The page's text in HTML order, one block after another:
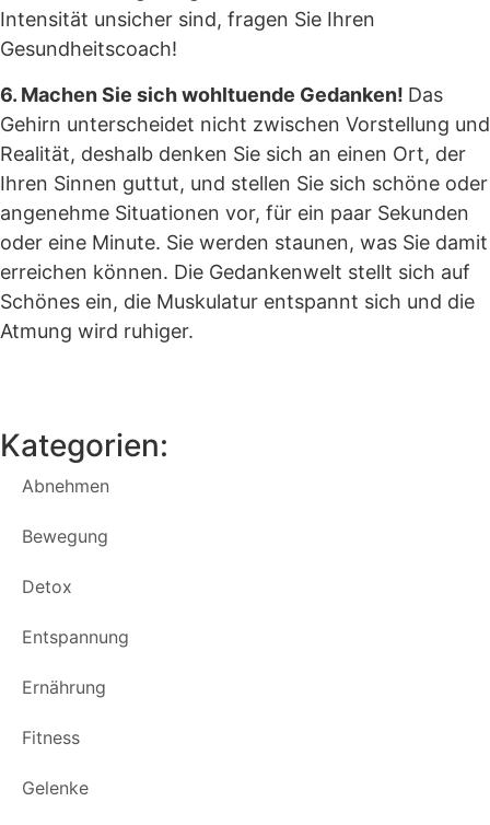
Intensität unsicher sind, fragen Sie Ihren
Gesundheitscoach!
6. Machen Sie sich wohltuende Gedanken! Das
Gehirn unterscheidet nicht zwischen Vorstellung und
Realität, deshalb denken Sie sich an einen Ort, der
Ihren Sinnen guttut, und stellen Sie sich schöne oder
angenehme Situationen vor, für ein paar Sekunden
oder eine Minute. Sie werden staunen, was Sie damit
erreichen können. Die Gedankenwelt stellt sich auf
Schönes ein, die Muskulatur entspannt sich und die
Atmung wird ruhiger.
Kategorien:
Abnehmen
Bewegung
Detox
Entspannung
Ernährung
Fitness
Gelenke